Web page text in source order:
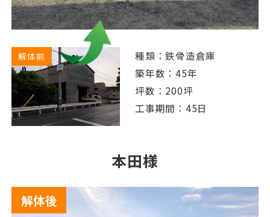
解体前
種類：鉄骨造倉庫
築年数：45年
坪数：200坪
工事期間：45日
本田様
解体後